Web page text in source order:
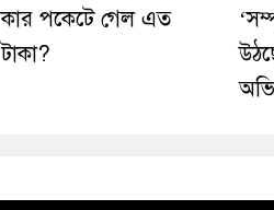
কার পকেটে গেল এত
টাকা?